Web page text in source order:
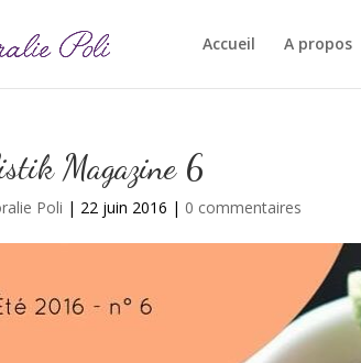
Accueil A propos
Magazine 6
Poli | 22 juin 2016 | 0 commentaires